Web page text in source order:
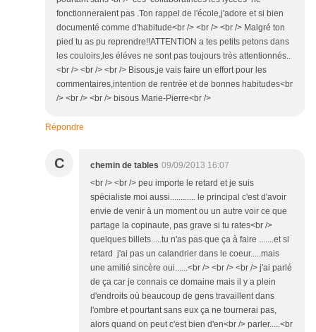
fonctionneraient pas .Ton rappel de l'école,j'adore et si bien
documenté comme d'habitude<br /> <br /> <br /> Malgré ton
pied tu as pu reprendre!!ATTENTION a tes petits petons dans
les couloirs,les éléves ne sont pas toujours très attentionnés..
<br /> <br /> <br /> Bisous,je vais faire un effort pour les
commentaires,intention de rentrèe et de bonnes habitudes<br
/> <br /> <br /> bisous Marie-Pierre<br />
Répondre
C chemin de tables 09/09/2013 16:07
<br /> <br /> peu importe le retard et je suis
spécialiste moi aussi............ le principal c'est d'avoir
envie de venir à un moment ou un autre voir ce que
partage la copinaute, pas grave si tu rates<br />
quelques billets.....tu n'as pas que ça à faire .......et si
retard j'ai pas un calandrier dans le coeur.....mais
une amitié sincère oui......<br /> <br /> <br /> j'ai parlé
de ça car je connais ce domaine mais il y a plein
d'endroits où beaucoup de gens travaillent dans
l'ombre et pourtant sans eux ça ne tournerai pas,
alors quand on peut c'est bien d'en<br /> parler.....<br